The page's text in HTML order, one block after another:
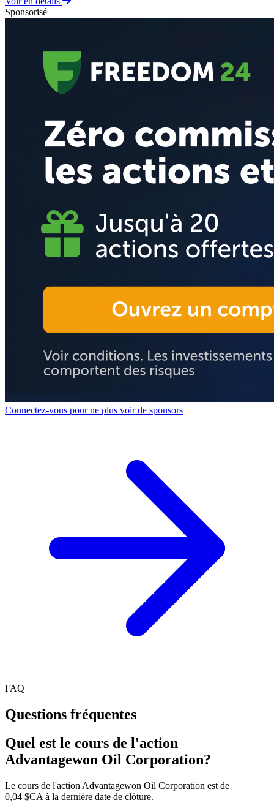
Sponsorisé
Connectez-vous pour ne plus voir de sponsors
FAQ
Questions fréquentes
Quel est le cours de l'action
Advantagewon Oil Corporation?
Le cours de l'action Advantagewon Oil Corporation est de
0,04 $CA à la dernière date de clôture.